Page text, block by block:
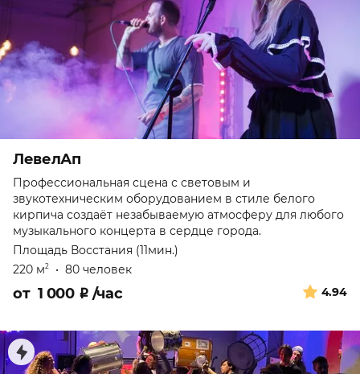
ЛевелАп
Профессиональная сцена с световым и
звукотехническим оборудованием в стиле белого
кирпича создаёт незабываемую атмосферу для любого
музыкального концерта в сердце города.
Площадь Восстания (11мин.)
220 м2 • 80 человек
4.94
от 1 000 ₽ /час